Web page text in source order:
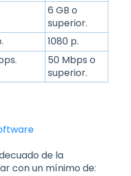
6 GB o
superior.
1080 p.
50 Mbps o
superior.
de la
con un mínimo de: